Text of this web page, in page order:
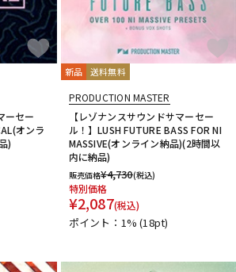
ーセー
オンラ
)
新品 送料無料
PRODUCTION MASTER
【レゾナンスサウンドサマーセー
ル！】LUSH FUTURE BASS FOR NI
MASSIVE(オンライン納品)(2時間以
内に納品)
販売価格¥4,730(税込)
特別価格
¥2,087(税込)
ポイント：1%(18pt)